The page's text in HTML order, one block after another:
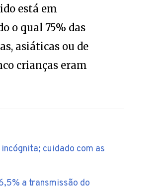
está em
o qual 75% das
asiáticas ou de
crianças eram
cuidado com as
a transmissão do